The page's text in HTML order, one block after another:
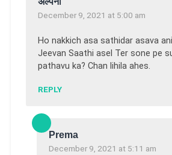
December 9, 2021 at 5:00 am
Ho nakkich asa sathidar asava
Jeevan Saathi asel Ter sone pe
pathavu ka? Chan lihila ahes.
REPLY
Prema
December 9, 2021 at 5:11 am